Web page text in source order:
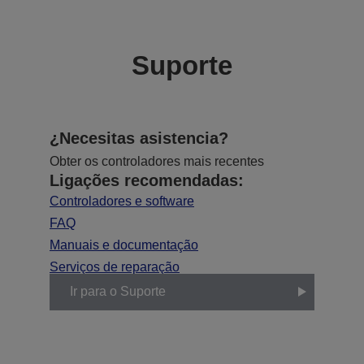
Suporte
¿Necesitas asistencia?
Obter os controladores mais recentes
Ligações recomendadas:
Controladores e software
FAQ
Manuais e documentação
Serviços de reparação
Ir para o Suporte